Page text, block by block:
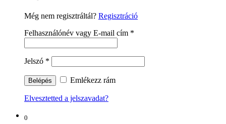
Még nem regisztráltál? Regisztráció
Felhasználónév vagy E-mail cím *
Jelszó *
Emlékezz rám
Elvesztetted a jelszavadat?
0